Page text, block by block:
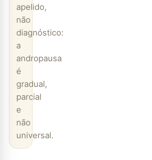
apelido,
não
diagnóstico:
a
andropausa
é
gradual,
parcial
e
não
universal.